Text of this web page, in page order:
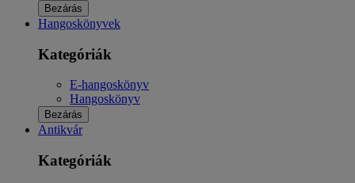
Bezárás
Hangoskönyvek
Kategóriák
E-hangoskönyv
Hangoskönyv
Bezárás
Antikvár
Kategóriák